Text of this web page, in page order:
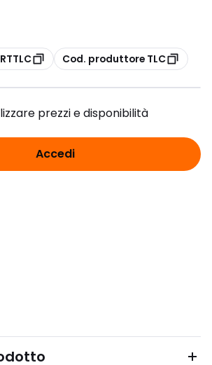
copia
Cod. produttore TLC
prezzi e disponibilità
Accedi